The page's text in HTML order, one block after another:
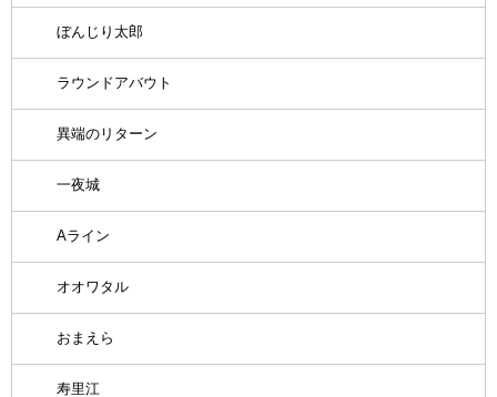
ぼんじり太郎
ラウンドアバウト
異端のリターン
一夜城
Aライン
オオワタル
おまえら
寿里江